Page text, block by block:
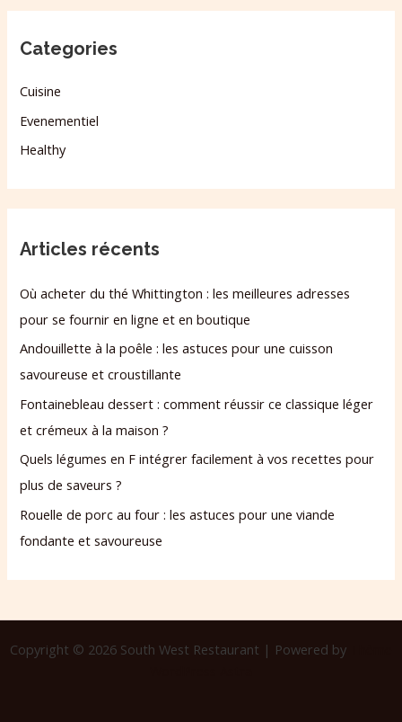
Categories
Cuisine
Evenementiel
Healthy
Articles récents
Où acheter du thé Whittington : les meilleures adresses
pour se fournir en ligne et en boutique
Andouillette à la poêle : les astuces pour une cuisson
savoureuse et croustillante
Fontainebleau dessert : comment réussir ce classique léger
et crémeux à la maison ?
Quels légumes en F intégrer facilement à vos recettes pour
plus de saveurs ?
Rouelle de porc au four : les astuces pour une viande
fondante et savoureuse
Copyright © 2026 South West Restaurant | Powered by